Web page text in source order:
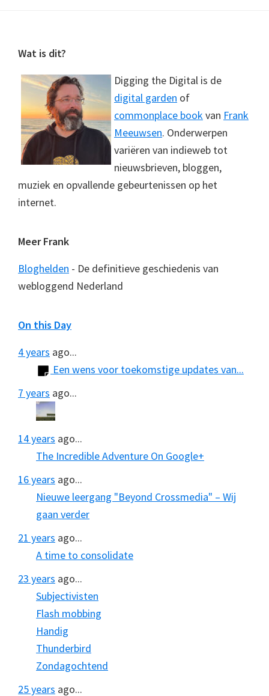
Footer
Wat is dit?
Digging the Digital is de
digital garden of
commonplace bookvan Frank
Meeuwsen. Onderwerpen
variëren van indieweb tot
nieuwsbrieven, bloggen,
muziek en opvallende gebeurtenissen op het
internet.
Meer Frank
Bloghelden - De definitieve geschiedenis van
webloggend Nederland
On this Day
4 years ago...
Een wens voor toekomstige updates van...
7 years ago...
14 years ago...
The Incredible Adventure On Google+
16 years ago...
Nieuwe leergang "Beyond Crossmedia" – Wij
gaan verder
21 years ago...
A time to consolidate
23 years ago...
Subjectivisten
Flash mobbing
Handig
Thunderbird
Zondagochtend
25 years ago...